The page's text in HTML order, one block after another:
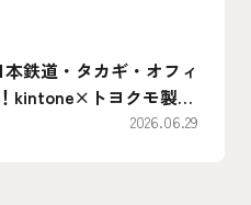
本鉄道・タカギ・オフィ
kintone×トヨクモ製品
まとめ
2026.06.29